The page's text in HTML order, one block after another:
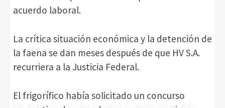
acuerdo laboral.
La crítica situación económica y la detención de
la faena se dan meses después de que HV S.A.
recurriera a la Justicia Federal.
El frigorífico había solicitado un concurso